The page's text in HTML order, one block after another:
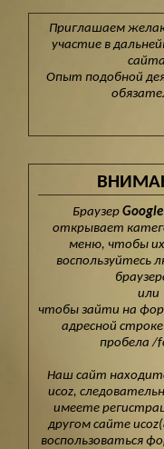
Приглашаем
участие в
Опыт подобной
Браузер
открывает
меню, чтобы
воспользуйтесь
или
чтобы зайти на
адресной
пробела /
Наш сайт
ucoz,
имеете
другом сайте
воспользоваться